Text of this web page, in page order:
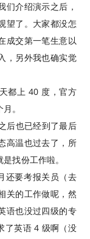
们介绍演示之后，
望了。大家都没怎
成交第一笔生意以
，另外我也确实觉
都上 40 度，官方
。
后也已经到了最后
高温也过去了，所
找份工作啦。
还要考报关员（去
关的工作做呢，然
语也没过四级的专
了英语 4 级啊（没